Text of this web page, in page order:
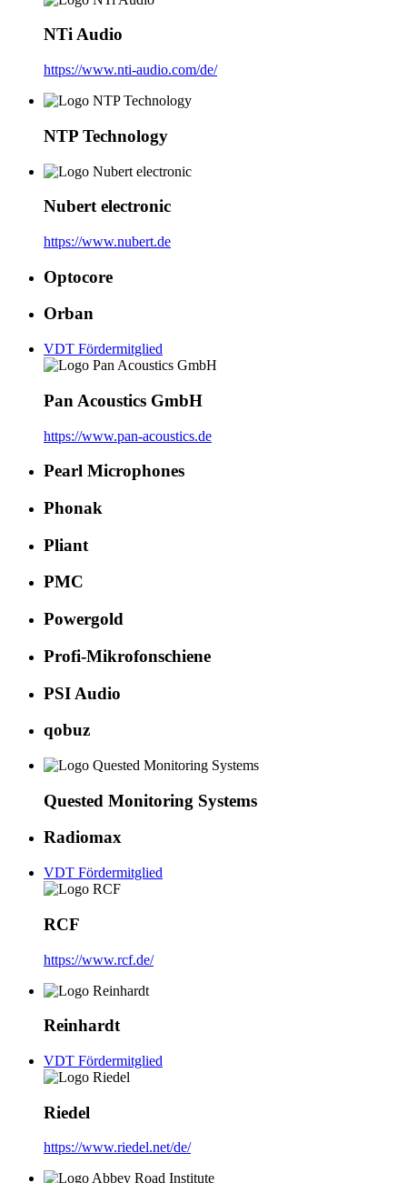
NTi Audio
https://www.nti-audio.com/de/
NTP Technology
Nubert electronic
https://www.nubert.de
Optocore
Orban
VDT Fördermitglied
Pan Acoustics GmbH
https://www.pan-acoustics.de
Pearl Microphones
Phonak
Pliant
PMC
Powergold
Profi-Mikrofonschiene
PSI Audio
qobuz
Quested Monitoring Systems
Radiomax
VDT Fördermitglied
RCF
https://www.rcf.de/
Reinhardt
VDT Fördermitglied
Riedel
https://www.riedel.net/de/